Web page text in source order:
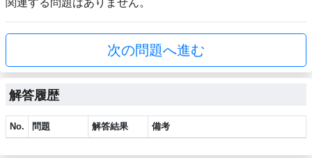
関連する問題はありません。
次の問題へ進む
解答履歴
No. 問題 解答結果 備考